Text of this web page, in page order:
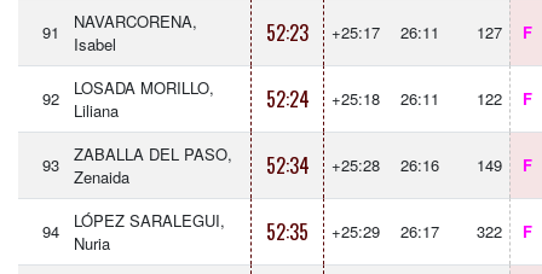
91
NAVARCORENA,
Isabel
52:23 +25:17 26:11 127 F
92
LOSADA MORILLO,
Liliana
52:24 +25:18 26:11 122 F
93
ZABALLA DEL PASO,
Zenaida
52:34 +25:28 26:16 149 F
94
LÓPEZ SARALEGUI,
Nuria
52:35 +25:29 26:17 322 F